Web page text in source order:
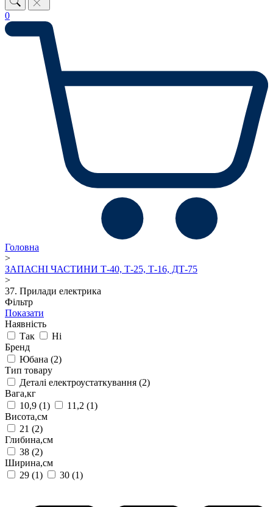
0
Головна
>
ЗАПАСНІ ЧАСТИНИ Т-40, Т-25, Т-16, ДТ-75
>
37. Прилади електрика
Фільтр
Показати
Наявність
Так
Ні
Бренд
Юбана (2)
Тип товару
Деталі електроустаткування (2)
Вага,кг
10,9 (1) 11,2 (1)
Висота,см
21 (2)
Глибина,см
38 (2)
Ширина,см
29 (1) 30 (1)